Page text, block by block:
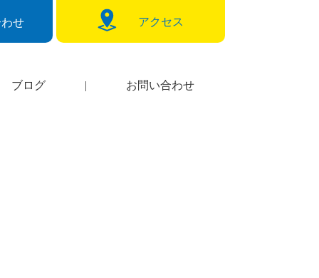
せ アクセス
ブログ | お問い合わせ